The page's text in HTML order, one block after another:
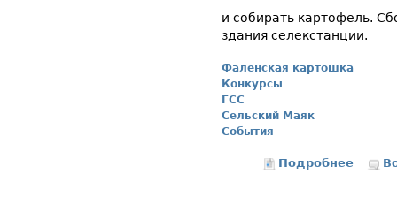
и собирать картофель.
здания селекстанции.
Фаленская картошка
Конкурсы
ГСС
Сельский Маяк
События
Подробнее о 2